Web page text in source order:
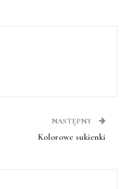
NASTĘPNY
Kolorowe sukienki